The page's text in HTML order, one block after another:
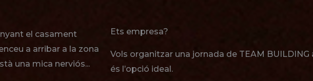
el casament
a arribar a la zona
una mica nerviós...
Ets empresa?
Vols organitzar una jornada de TEAM
és l’opció ideal.